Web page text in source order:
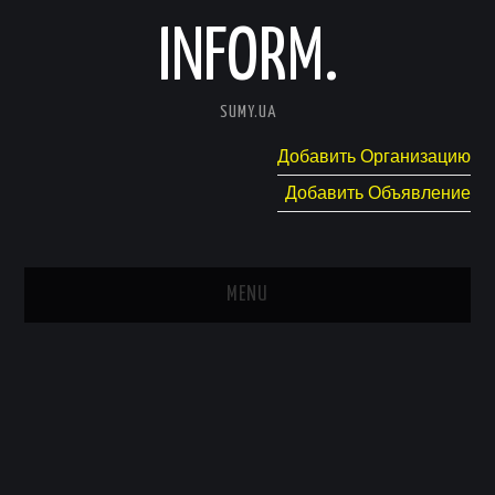
INFORM.
SUMY.UA
Добавить Организацию
Добавить Объявление
MENU